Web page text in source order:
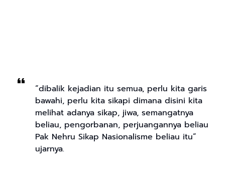
“dibalik kejadian itu semua, perlu kita garis
bawahi, perlu kita sikapi dimana disini kita
melihat adanya sikap, jiwa, semangatnya
beliau, pengorbanan, perjuangannya beliau
Pak Nehru Sikap Nasionalisme beliau itu”
ujarnya.